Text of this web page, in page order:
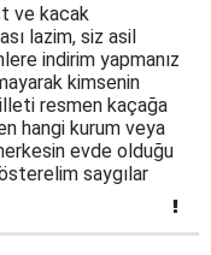
ve kacak
lazim, siz asil
indirim yapmanız
kimsenin
resmen kaçağa
hangi kurum veya
evde olduğu
saygılar